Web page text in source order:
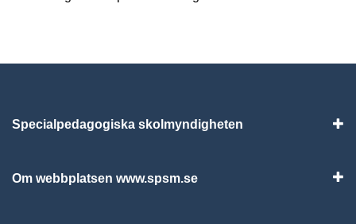
Specialpedagogiska skolmyndigheten
Om webbplatsen www.spsm.se